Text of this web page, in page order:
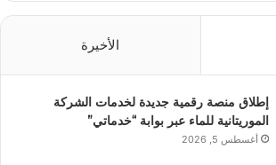
الأخيرة
إطلاق منصة رقمية جديدة لخدمات الشركة
الموريتانية للماء عبر بوابة “خدماتي”
أغسطس 5, 2026